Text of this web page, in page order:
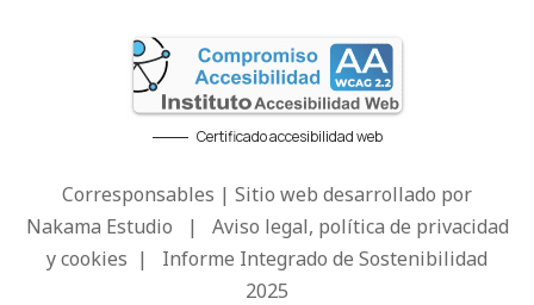
Certificado accesibilidad web
Corresponsables | Sitio web desarrollado por
Nakama Estudio | Aviso legal, política de privacidad
y cookies | Informe Integrado de Sostenibilidad
2025